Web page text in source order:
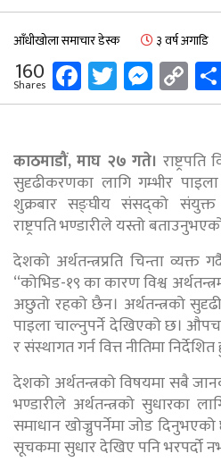
आँधीखोला समाचार डेस्क ३ वर्ष अगाडि
160
Shares Facebook
Twitter
काठमाडौं, माघ २७ गते।
सुदृढीकरणका लागि गम्भीर
शुक्रबार सङ्घीय संसद्को
राष्ट्रपति भण्डारीले यस्तो
देशको अर्थतन्त्रप्रति चिन्ता व्यक्त
‘‘कोभिड-१९ का कारण विश्व
अछुतो रहको छैन। अर्थतन्त्रको
पाइला चाल्नुपर्ने देखिएको छ।
र संस्थागत गर्न वित्त नीतिमा
देशको अर्थतन्त्रको विषयमा सबै
भण्डारीले अर्थतन्त्रको सुधारका
समाधान खोज्नुपर्नेमा जोड
सूचकमा सुधार देखिए पनि भरपर्दो